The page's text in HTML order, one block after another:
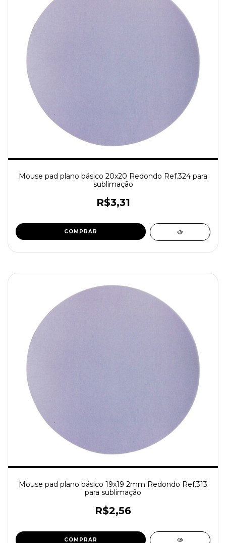
Mouse pad plano básico 20x20 Redondo Ref.324 para
sublimação
R$3,31
Mouse pad plano básico 19x19 2mm Redondo Ref.313
para sublimação
R$2,56